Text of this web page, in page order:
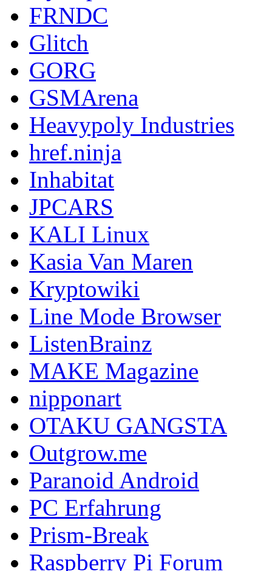
FRNDC
Glitch
GORG
GSMArena
Heavypoly Industries
href.ninja
Inhabitat
JPCARS
KALI Linux
Kasia Van Maren
Kryptowiki
Line Mode Browser
ListenBrainz
MAKE Magazine
nipponart
OTAKU GANGSTA
Outgrow.me
Paranoid Android
PC Erfahrung
Prism-Break
Raspberry Pi Forum